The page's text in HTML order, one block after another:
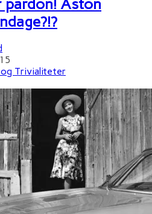
pardon! Aston
og Trivialiteter